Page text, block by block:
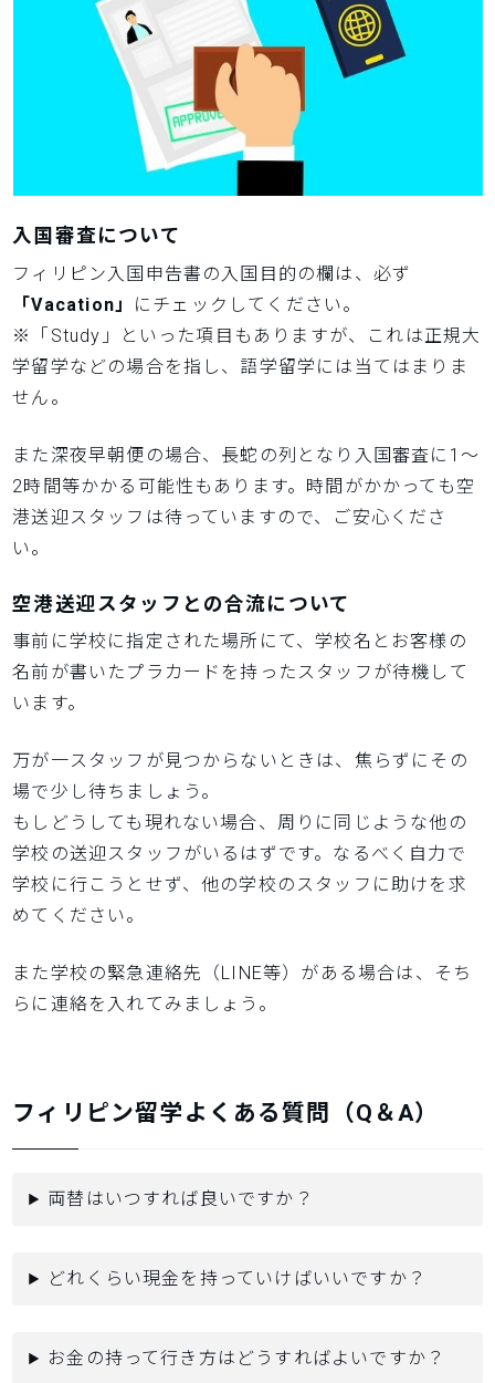
入国審査について
フィリピン入国申告書の入国目的の欄は、必ず
「Vacation」 にチェックしてください。
※「Study」といった項目もありますが、これは正規大
学留学などの場合を指し、語学留学には当てはまりま
せん。
また深夜早朝便の場合、長蛇の列となり入国審査に1～
2時間等かかる可能性もあります。時間がかかっても空
港送迎スタッフは待っていますので、ご安心くださ
い。
空港送迎スタッフとの合流について
事前に学校に指定された場所にて、学校名とお客様の
名前が書いたプラカードを持ったスタッフが待機して
います。
万が一スタッフが見つからないときは、焦らずにその
場で少し待ちましょう。
もしどうしても現れない場合、周りに同じような他の
学校の送迎スタッフがいるはずです。なるべく自力で
学校に行こうとせず、他の学校のスタッフに助けを求
めてください。
また学校の緊急連絡先（LINE等）がある場合は、そち
らに連絡を入れてみましょう。
フィリピン留学よくある質問（Q＆A）
両替はいつすれば良いですか？
どれくらい現金を持っていけばいいですか？
お金の持って行き方はどうすればよいですか？